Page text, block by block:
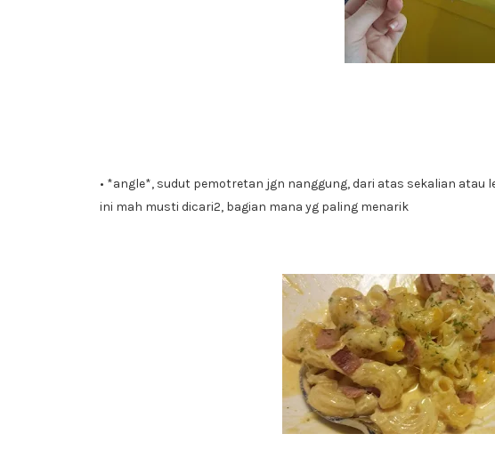
• *angle*, sudut pemotretan jgn nanggung, dari atas sekalian atau
ini mah musti dicari2, bagian mana yg paling menarik